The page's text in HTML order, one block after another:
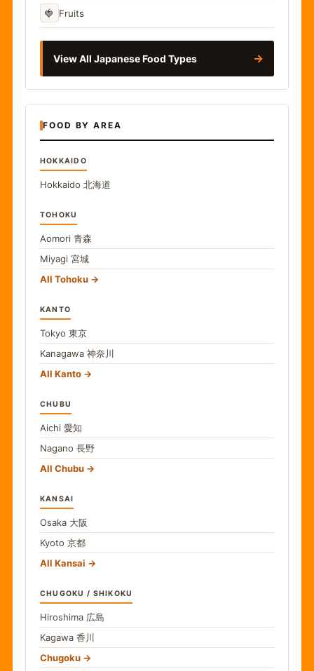
🍓 Fruits
View All Japanese Food Types →
FOOD BY AREA
HOKKAIDO
Hokkaido 北海道
TOHOKU
Aomori 青森
Miyagi 宮城
All Tohoku
KANTO
Tokyo 東京
Kanagawa 神奈川
All Kanto
CHUBU
Aichi 愛知
Nagano 長野
All Chubu
KANSAI
Osaka 大阪
Kyoto 京都
All Kansai
CHUGOKU / SHIKOKU
Hiroshima 広島
Kagawa 香川
Chugoku